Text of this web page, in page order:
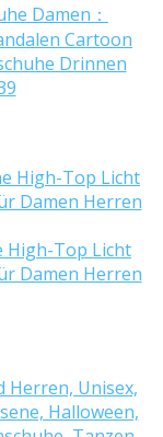
Damen：
Cartoon
Drinnen
High-Top Licht
Damen Herren